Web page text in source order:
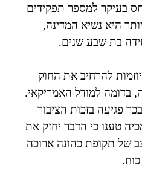
בעיקר למספר תפקידים
היא נשיא המדינה,
בת שבע שנים.
להרחיב את החוק
בדומה למודל האמריקאי.
פגיעה בזכות הציבור
טענו כי הדבר יחזק את
של תקופת כהונה ארוכה